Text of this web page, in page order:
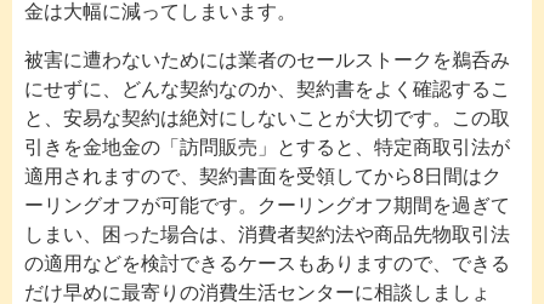
金は大幅に減ってしまいます。
被害に遭わないためには業者のセールストークを鵜呑み
にせずに、どんな契約なのか、契約書をよく確認するこ
と、安易な契約は絶対にしないことが大切です。この取
引きを金地金の「訪問販売」とすると、特定商取引法が
適用されますので、契約書面を受領してから8日間はク
ーリングオフが可能です。クーリングオフ期間を過ぎて
しまい、困った場合は、消費者契約法や商品先物取引法
の適用などを検討できるケースもありますので、できる
だけ早めに最寄りの消費生活センターに相談しましょ